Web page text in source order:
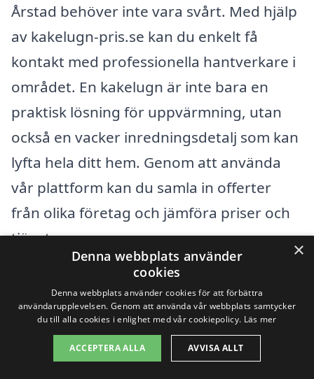
Årstad behöver inte vara svårt. Med hjälp
av kakelugn-pris.se kan du enkelt få
kontakt med professionella hantverkare i
området. En kakelugn är inte bara en
praktisk lösning för uppvärmning, utan
också en vacker inredningsdetalj som kan
lyfta hela ditt hem. Genom att använda
vår plattform kan du samla in offerter
från olika företag och jämföra priser och
tjänster.
När du letar efter en kakelugn i Årstad
kan det vara bra att även överväga
företag i närliggande städer. Här är några
exempel på städer där du kan hitta
×
Denna webbplats använder
cookies
Denna webbplats använder cookies för att förbättra
användarupplevelsen. Genom att använda vår webbplats samtycker
du till alla cookies i enlighet med vår cookiepolicy. Läs mer
ACCEPTERA ALLA AVVISA ALLT